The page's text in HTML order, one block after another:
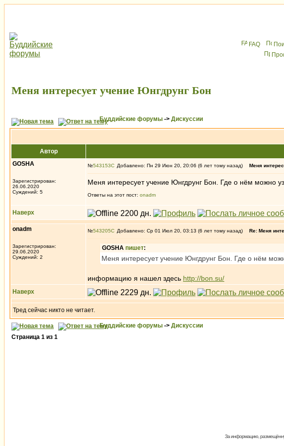
FAQ
Меня интересует учение Юнгдрунг Бон
Буддийские форумы -> Дискуссии
Автор
GOSHA
Зарегистрирован:
26.06.2020
Суждений: 5
№543153 Добавлено: Пн 29 Июн 20, 20:06 (6 лет тому назад) Меня
Меня интересует учение Юнгдрунг Бон. Где о нём можно
Ответы на этот пост: onadm
Наверх
onadm
Зарегистрирован:
29.06.2020
Суждений: 2
№543205 Добавлено: Ср 01 Июл 20, 03:13 (6 лет тому назад) Re: Меня
GOSHA пишет:
Меня интересует учение Юнгдрунг Бон. Где о нём
информацию я нашел здесь http://bon.su/
Наверх
Тред сейчас никто не читает.
Буддийские форумы -> Дискуссии
Страница 1 из 1
За информацию,